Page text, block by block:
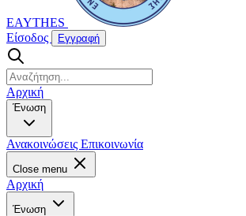
EAYTHES
Είσοδος
Εγγραφή
Αρχική
Ένωση
Ανακοινώσεις Επικοινωνία
Close menu
Αρχική
Ένωση